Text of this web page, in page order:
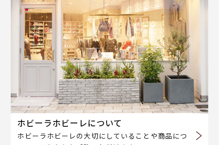
ホビーラホビーレについて
ホビーラホビーレの大切にしていることや商品につ